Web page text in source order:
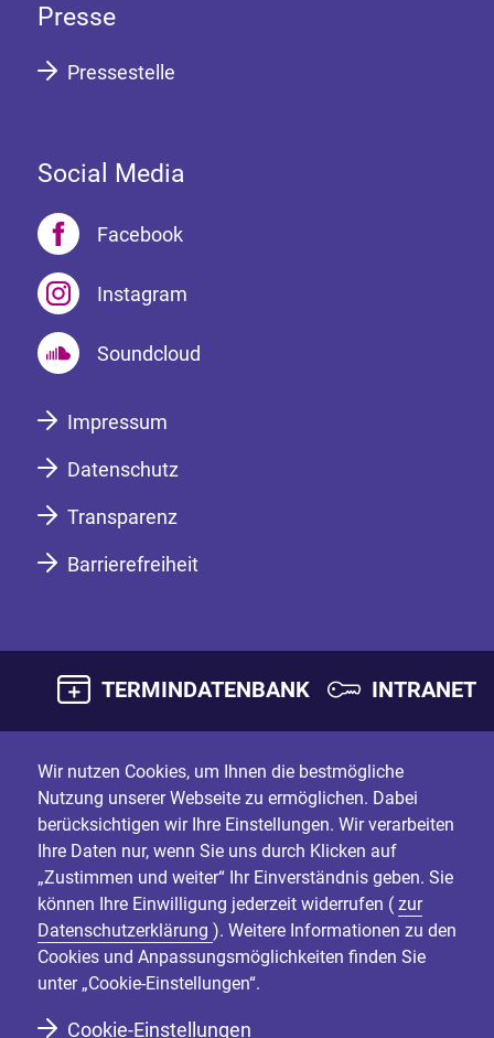
Presse
Pressestelle
Social Media
Facebook
Instagram
Soundcloud
Impressum
Datenschutz
Transparenz
Barrierefreiheit
TERMINDATENBANK INTRANET
Wir nutzen Cookies, um Ihnen die bestmögliche
Nutzung unserer Webseite zu ermöglichen. Dabei
berücksichtigen wir Ihre Einstellungen. Wir verarbeiten
Ihre Daten nur, wenn Sie uns durch Klicken auf
„Zustimmen und weiter“ Ihr Einverständnis geben. Sie
können Ihre Einwilligung jederzeit widerrufen ( zur
Datenschutzerklärung ). Weitere Informationen zu den
Cookies und Anpassungsmöglichkeiten finden Sie
unter „Cookie-Einstellungen“.
Cookie-Einstellungen